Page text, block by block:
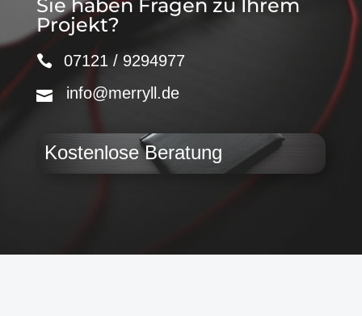
Sie haben Fragen zu Ihrem
Projekt?
07121 / 9294977
info@merryll.de
Kostenlose Beratung